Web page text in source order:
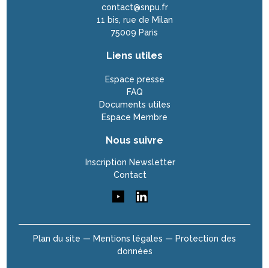
contact@snpu.fr
11 bis, rue de Milan
75009 Paris
Liens utiles
Espace presse
FAQ
Documents utiles
Espace Membre
Nous suivre
Inscription Newsletter
Contact
Plan du site — Mentions légales — Protection des
données